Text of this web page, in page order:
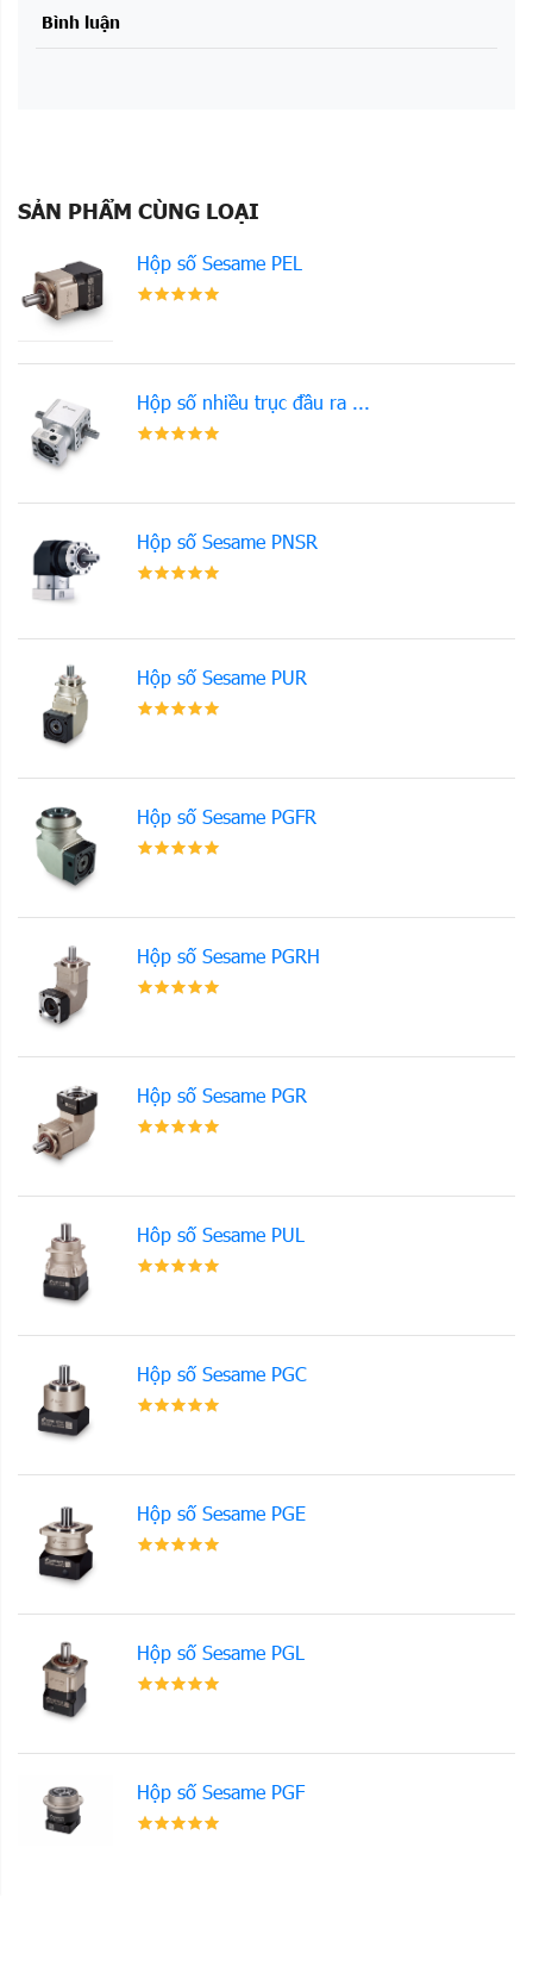
Bình luận
SẢN PHẨM CÙNG LOẠI
Hộp số Sesame PEL
Hộp số nhiều trục đầu ra ...
Hộp số Sesame PNSR
Hộp số Sesame PUR
Hộp số Sesame PGFR
Hộp số Sesame PGRH
Hộp số Sesame PGR
Hôp số Sesame PUL
Hộp số Sesame PGC
Hộp số Sesame PGE
Hộp số Sesame PGL
Hộp số Sesame PGF